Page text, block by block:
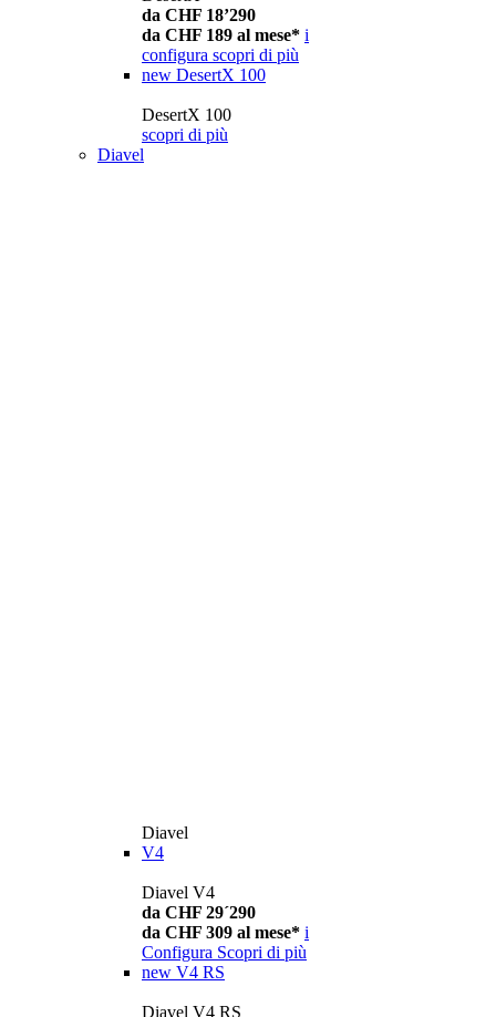
da CHF 18’290
da CHF 189 al mese* i
configura scopri di più
new DesertX 100
DesertX 100
scopri di più
Diavel
Diavel
V4
Diavel V4
da CHF 29´290
da CHF 309 al mese* i
Configura Scopri di più
new V4 RS
Diavel V4 RS